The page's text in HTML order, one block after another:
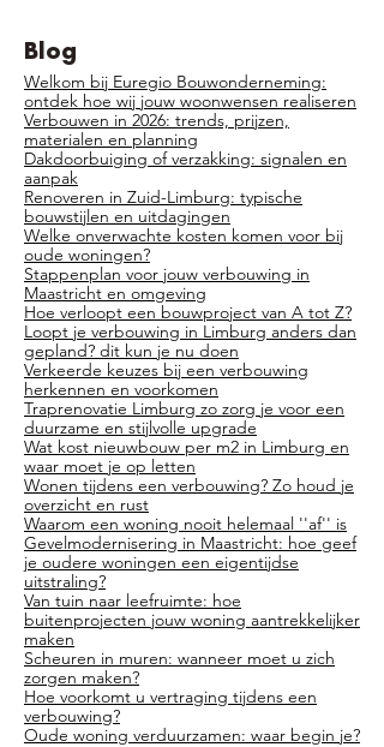
Blog
Welkom bij Euregio Bouwonderneming:
ontdek hoe wij jouw woonwensen realiseren
Verbouwen in 2026: trends, prijzen,
materialen en planning
Dakdoorbuiging of verzakking: signalen en
aanpak
​Renoveren in Zuid-Limburg: typische
bouwstijlen en uitdagingen
Welke onverwachte kosten komen voor bij
oude woningen?
Stappenplan voor jouw verbouwing in
Maastricht en omgeving
Hoe verloopt een bouwproject van A tot Z?
Loopt je verbouwing in Limburg anders dan
gepland? dit kun je nu doen
Verkeerde keuzes bij een verbouwing
herkennen en voorkomen
Traprenovatie Limburg zo zorg je voor een
duurzame en stijlvolle upgrade
Wat kost nieuwbouw per m2 in Limburg en
waar moet je op letten
Wonen tijdens een verbouwing? Zo houd je
overzicht en rust
Waarom een woning nooit helemaal ''af'' is
Gevelmodernisering in Maastricht: hoe geef
je oudere woningen een eigentijdse
uitstraling?
Van tuin naar leefruimte: hoe
buitenprojecten jouw woning aantrekkelijker
maken
Scheuren in muren: wanneer moet u zich
zorgen maken?
Hoe voorkomt u vertraging tijdens een
verbouwing?
Oude woning verduurzamen: waar begin je?